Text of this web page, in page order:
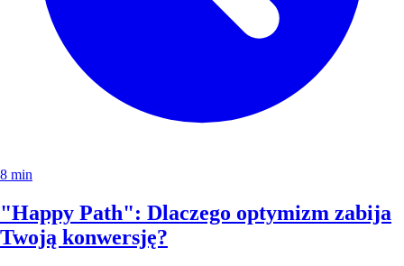
8 min
"Happy Path": Dlaczego optymizm zabija
Twoją konwersję?